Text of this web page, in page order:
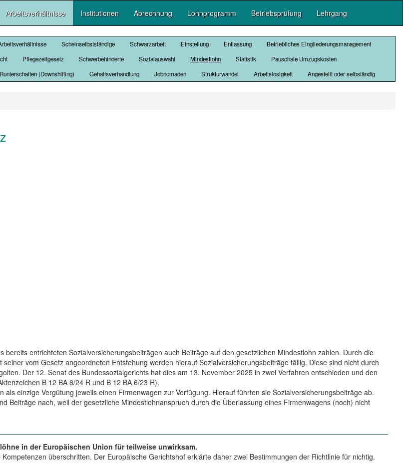
Arbeitsverhältnisse Institutionen Abrechnung Lohnprogramm Betriebsprüfung Lehrgang
Scheinselbstständige Schwarzarbeit Einstellung Entlassung
Betriebliches Eingliederungsmanagement
Pflegezeitgesetz Schwerbehinderte Sozialauswahl Mindestlohn Statistik
Pauschale Umzugskosten
Runterschalten (Downshifting) Gehaltsverhandlung Jobnomaden Strukturwandel Arbeitslosigkeit Angestellt oder selbständig
entrichteten Sozialversicherungsbeiträgen auch Beiträge auf den gesetzlichen Mindestlohn zahlen. Durch die
vom Gesetz angeordneten Entstehung werden hierauf Sozialversicherungsbeiträge fällig. Diese sind nicht durch
Der 12. Senat des Bundessozialgerichts hat dies am 13. November 2025 in zwei Verfahren entschieden und den
B 12 BA 8/24 R und B 12 BA 6/23 R).
einzige Vergütung jeweils einen Firmenwagen zur Verfügung. Hierauf führten sie Sozialversicherungsbeiträge ab.
Beiträge nach, weil der gesetzliche Mindestlohnanspruch durch die Überlassung eines Firmenwagens (noch) nicht
in der Europäischen Union für teilweise unwirksam.
überschritten. Der Europäische Gerichtshof erklärte daher zwei Bestimmungen der Richtlinie für nichtig.